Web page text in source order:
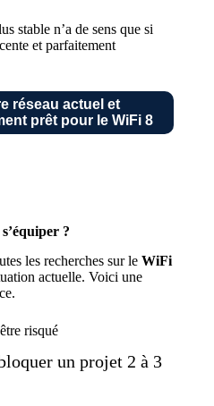
stable n’a de sens que si
et parfaitement
réseau actuel et
prêt pour le WiFi 8
?
les recherches sur le WiFi
actuelle. Voici une
risqué
un projet 2 à 3